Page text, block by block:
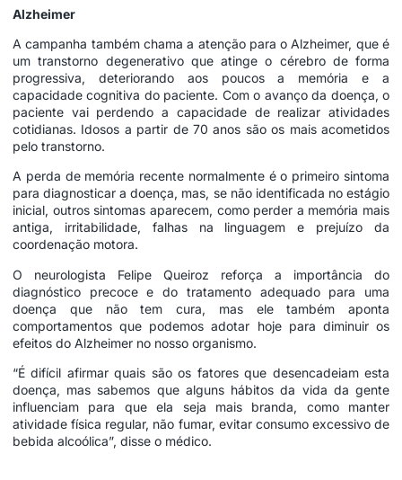
Alzheimer
A campanha também chama a atenção para o Alzheimer, que é
um transtorno degenerativo que atinge o cérebro de forma
progressiva, deteriorando aos poucos a memória e a
capacidade cognitiva do paciente. Com o avanço da doença, o
paciente vai perdendo a capacidade de realizar atividades
cotidianas. Idosos a partir de 70 anos são os mais acometidos
pelo transtorno.
A perda de memória recente normalmente é o primeiro sintoma
para diagnosticar a doença, mas, se não identificada no estágio
inicial, outros sintomas aparecem, como perder a memória mais
antiga, irritabilidade, falhas na linguagem e prejuízo da
coordenação motora.
O neurologista Felipe Queiroz reforça a importância do
diagnóstico precoce e do tratamento adequado para uma
doença que não tem cura, mas ele também aponta
comportamentos que podemos adotar hoje para diminuir os
efeitos do Alzheimer no nosso organismo.
“É difícil afirmar quais são os fatores que desencadeiam esta
doença, mas sabemos que alguns hábitos da vida da gente
influenciam para que ela seja mais branda, como manter
atividade física regular, não fumar, evitar consumo excessivo de
bebida alcoólica”, disse o médico.